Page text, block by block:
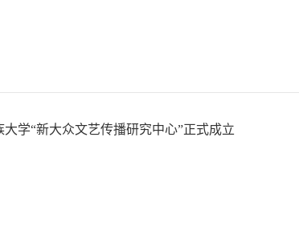
大学“新大众文艺传播研究中心”正式成立